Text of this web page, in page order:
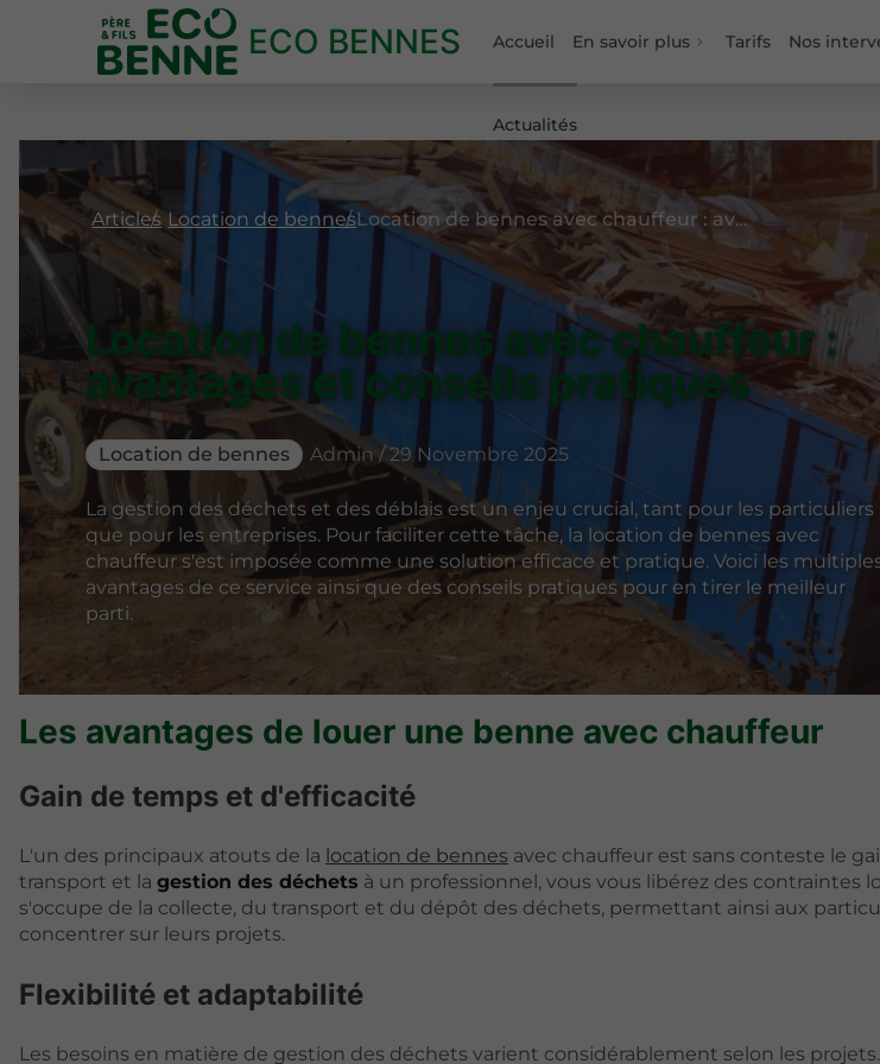
ECO BENNES Accueil En savoir plus Tarifs Nos
Actualités
Articles Location de bennes Location de bennes avec chauffeur : avantages et conseils pratiques
Location de bennes avec chauffeur :
avantages et conseils pratiques
Location de bennes Admin / 29 Novembre 2025
La gestion des déchets et des déblais est un enjeu crucial, tant pour les particuliers
que pour les entreprises. Pour faciliter cette tâche, la location de bennes avec
chauffeur s'est imposée comme une solution efficace et pratique. Voici les
avantages de ce service ainsi que des conseils pratiques pour en tirer le meilleur
parti.
Les avantages de louer une benne avec chauffeur
Gain de temps et d'efficacité
L'un des principaux atouts de la location de bennes avec chauffeur est sans conteste le
transport et la gestion des déchets à un professionnel, vous vous libérez des contraintes
s'occupe de la collecte, du transport et du dépôt des déchets, permettant ainsi aux
concentrer sur leurs projets.
Flexibilité et adaptabilité
Les besoins en matière de gestion des déchets varient considérablement selon les